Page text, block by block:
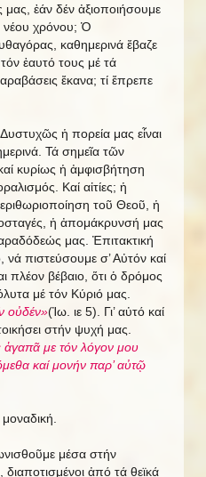
ἐάν δέν ἀξιοποιήσουμε
νέου χρόνου; Ὁ
καθημερινά ἔβαζε
ἑαυτό τους μέ τά
ἔκανα; τί ἔπρεπε
ἡ πορεία μας εἶναι
Τά σημεῖα τῶν
κυρίως ἡ ἀμφισβήτηση
Καί αἰτίες; ἡ
τοῦ Θεοῦ, ἡ
ἡ ἀπομάκρυνσή μας
μας. Ἐπιτακτική
πιστεύσουμε σ’ Αὐτόν καί
πλέον βέβαιο, ὅτι ὁ δρόμος
μέ τόν Κύριό μας.
οὐδέν»(Ἰω. ιε 5). Γι’ αὐτό καί
στήν ψυχή μας.
ἀγαπᾶ με τόν λόγον μου
καί μονήν παρ’ αὐτῷ
μέσα στήν
ἀπό τά θεϊκά